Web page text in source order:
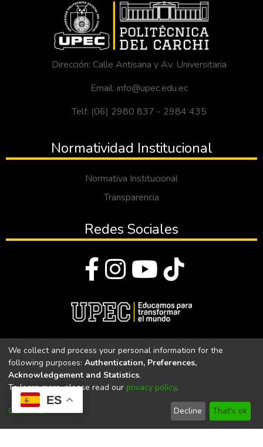
ES
Dirección: Calle Antisana y Av. Universitaria
Email: info@upec.edu.ec
Telf: (06) 2980 837 - 2984 435
Normatividad Institucional
Normativa Institucional
Transparencia
Redes Sociales
Universidad Politécnica Estatal del Carchi
Universidad Politécnica Estatal del Carchi | Acreditada por el
CACES Resolución N°. 160-SE-33-CACES-2020
We collect and process your personal information for the
following purposes: Authentication, Preferences,
Acknowledgement and Statistics.
To learn more, please read our privacy policy.
Customize Decline That's ok